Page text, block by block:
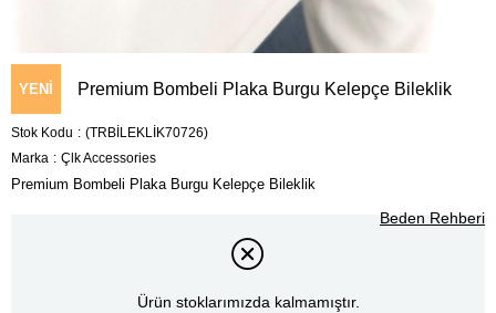
YENI
ÜRÜN
Premium Bombeli Plaka Burgu Kelepçe Bileklik
Stok Kodu
(TRBİLEKLİK70726)
Marka : Çlk Accessories
Premium Bombeli Plaka Burgu Kelepçe Bileklik
Beden Rehberi
Ürün stoklarımızda kalmamıştır.